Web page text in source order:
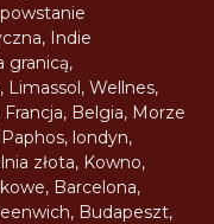
powstanie
, Indie
granicą,
, Limassol,Wellnes,
Francja, Belgia, Morze
Paphos, londyn,
złota, Kowno,
, Barcelona,
, Budapeszt,